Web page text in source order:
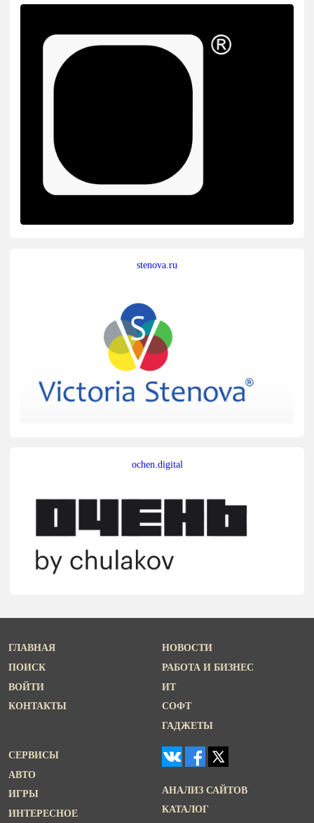
stenova.ru
ochen.digital
ГЛАВНАЯ
ПОИСК
ВОЙТИ
КОНТАКТЫ
НОВОСТИ
РАБОТА И БИЗНЕС
ИТ
СОФТ
ГАДЖЕТЫ
СЕРВИСЫ
АВТО
ИГРЫ
ИНТЕРЕСНОЕ
АНАЛИЗ САЙТОВ
КАТАЛОГ